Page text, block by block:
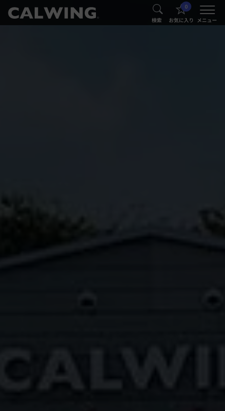
® 検索
0
お気に入り メニュー
®